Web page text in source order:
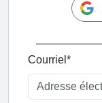
Courriel *